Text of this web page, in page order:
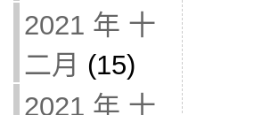
2021 年 十
二月 (15)
2021 年 十